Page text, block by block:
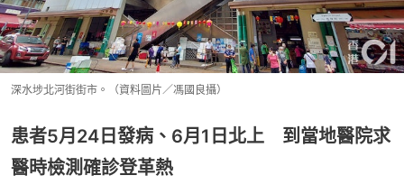
深水埗北河街街市。（資料圖片／馮國良攝）
患者5月24日發病、6月1日北上 到當地醫院求
醫時檢測確診登革熱